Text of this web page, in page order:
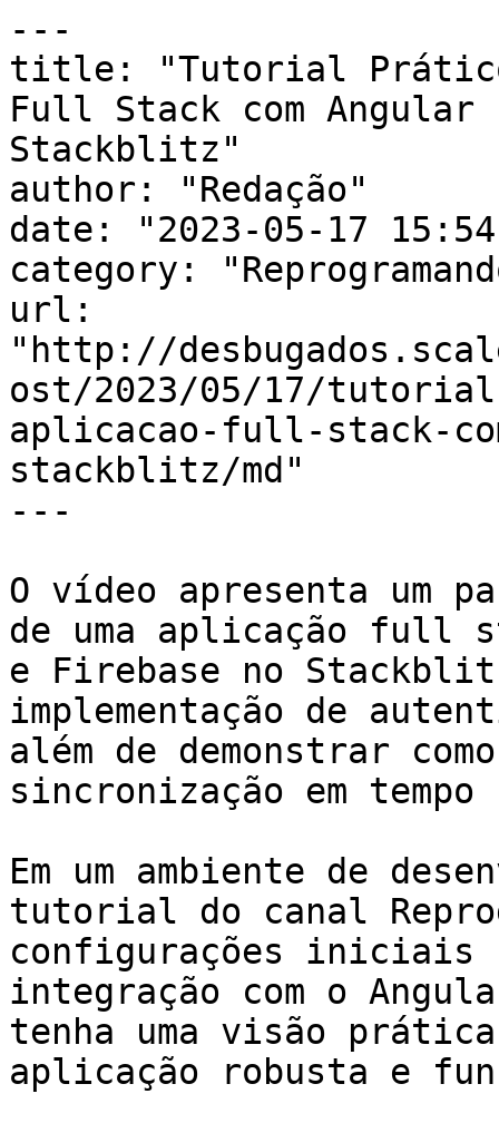
---
title: "Tutorial Prático:
Full Stack com Angular
Stackblitz"
author: "Redação"
date: "2023-05-17
category:
url:
"http://
ost/2023/05/17/
aplicacao-full-stack-
stackblitz/md"
---
O vídeo apresenta um
de uma aplicação full
e Firebase no
implementação de
além de demonstrar
sincronização em
Em um ambiente de
tutorial do canal
configurações iniciais
integração com o
tenha uma visão prática
aplicação robusta e